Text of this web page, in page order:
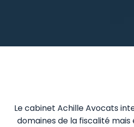
Le cabinet Achille Avocats
domaines de la fiscalité